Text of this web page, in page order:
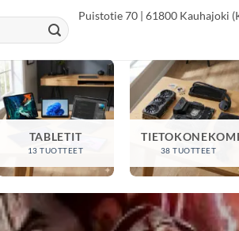
Puistotie 70 | 61800 Kauhajoki
TABLETIT
13 TUOTTEET 38 TUOTTEET